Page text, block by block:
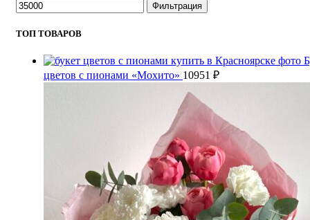
Фильтрация
ТОП ТОВАРОВ
цветов с пионами «Мохито» 10951 ₽